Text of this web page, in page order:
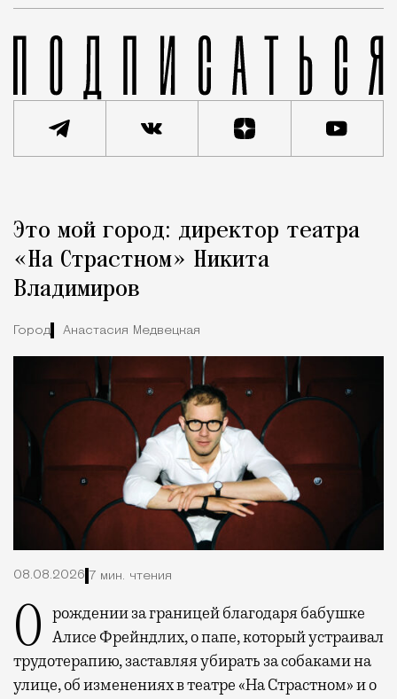
Город
Это мой город: директор театра
«На Страстном» Никита
Владимиров
Город Анастасия Медвецкая
08.08.2026 7 мин. чтения
О рождении за границей благодаря бабушке Алисе Фрейндлих, о папе, который устраивал
трудотерапию, заставляя убирать за собаками на
улице, об изменениях в театре «На Страстном» и о